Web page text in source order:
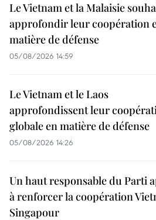
Le Vietnam et la Malaisie
approfondir leur coopération
matière de défense
05/08/2026 14:59
Le Vietnam et le Laos
approfondissent leur
globale en matière de défense
05/08/2026 14:26
Un haut responsable du Parti
à renforcer la coopération
Singapour